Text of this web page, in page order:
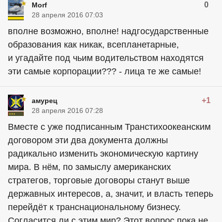
Morf 0
28 апреля 2016 07:03
вполне возможно, вполне! надгосударственные
образования как никак, всепланетарные,
и угадайте под чьим водительством находятся
эти самые корпорации??? - лица те же самые!
амурец +1
28 апреля 2016 07:28
Вместе с уже подписанным Транстихоокеанским
договором эти два документа должны
радикально изменить экономическую картину
мира. В нём, по замыслу американских
стратегов, торговые договоры станут выше
державных интересов, а, значит, и власть теперь
перейдёт к транснациональному бизнесу.